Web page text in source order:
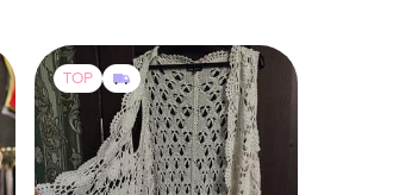
TOP